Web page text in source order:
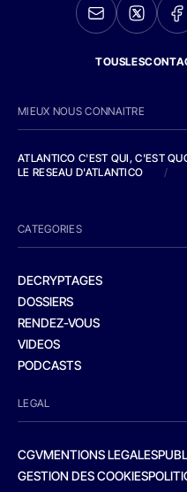
MIEUX NOUS CONNAITRE
ATLANTICO C'EST QUI, C'EST
LE RESEAU D'ATLANTICO
/
CATEGORIES
DECRYPTAGES
DOSSIERS
RENDEZ-VOUS
VIDEOS
PODCASTS
LEGAL
CGVMENTIONS LEGALES
GESTION DES COOKIES